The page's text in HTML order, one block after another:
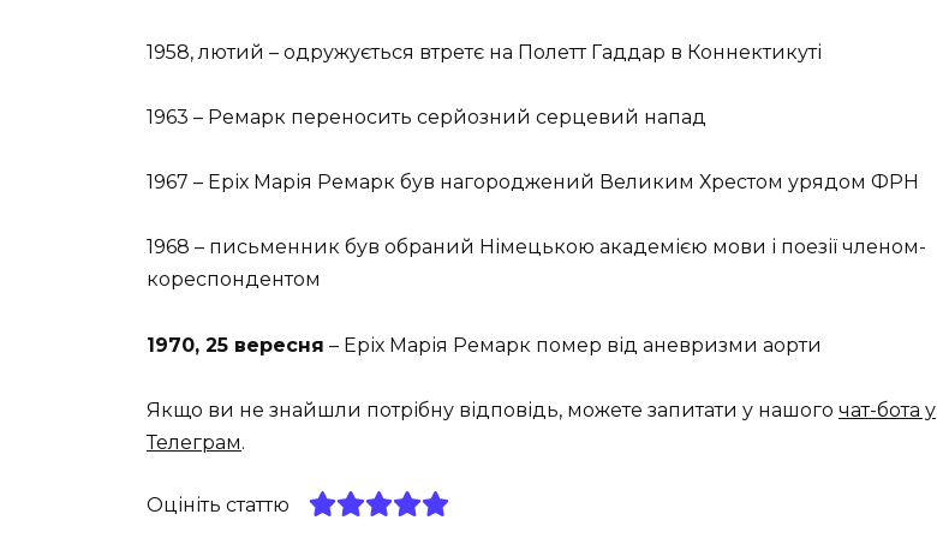
1958, лютий – одружується втретє на Полетт Гаддар в Коннектикуті
1963 – Ремарк переносить серйозний серцевий напад
1967 – Еріх Марія Ремарк був нагороджений Великим Хрестом урядом ФРН
1968 – письменник був обраний Німецькою академією мови і поезії членом-
кореспондентом
1970, 25 вересня – Еріх Марія Ремарк помер від аневризми аорти
Якщо ви не знайшли потрібну відповідь, можете запитати у нашого чат-бота у
Телеграм.
Оцініть статтю